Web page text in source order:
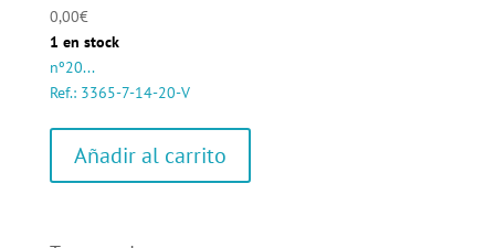
0,00€
1 en stock
nº20...
Ref.: 3365-7-14-20-V
Añadir al carrito